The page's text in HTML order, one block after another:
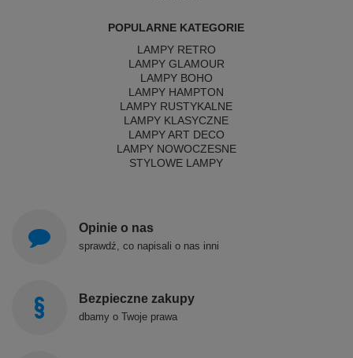
POPULARNE KATEGORIE
LAMPY RETRO
LAMPY GLAMOUR
LAMPY BOHO
LAMPY HAMPTON
LAMPY RUSTYKALNE
LAMPY KLASYCZNE
LAMPY ART DECO
LAMPY NOWOCZESNE
STYLOWE LAMPY
Opinie o nas
sprawdź, co napisali o nas inni
Bezpieczne zakupy
dbamy o Twoje prawa